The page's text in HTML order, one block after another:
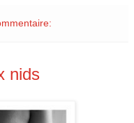
nids